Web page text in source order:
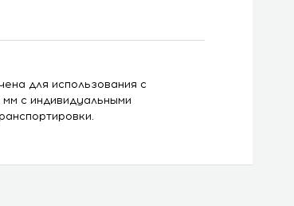
для использования с
с индивидуальными